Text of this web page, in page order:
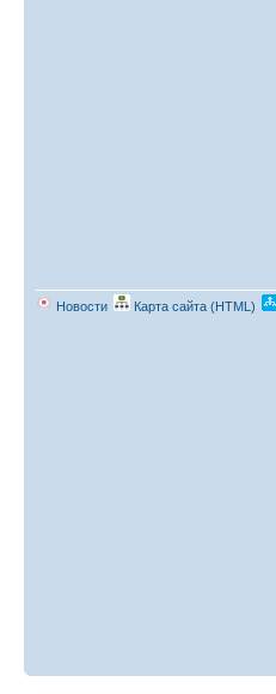
Новости Карта сайта (HTML)